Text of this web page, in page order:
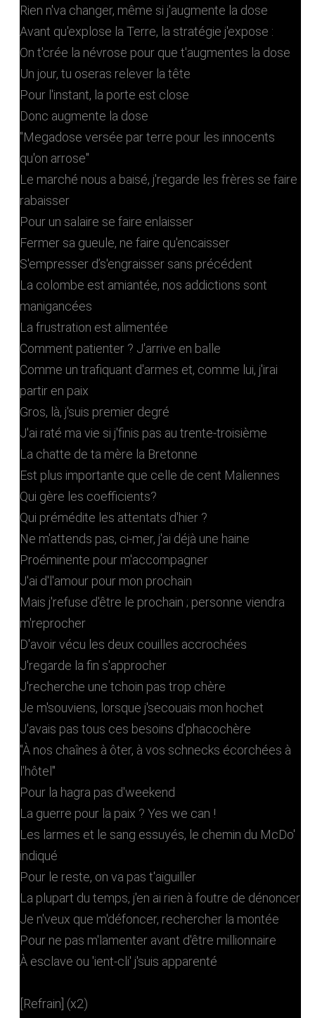
Rien n'va changer, même si j'augmente la dose
Avant qu'explose la Terre, la stratégie j'expose :
On t'crée la névrose pour que t'augmentes la dose
Un jour, tu oseras relever la tête
Pour l'instant, la porte est close
Donc augmente la dose
"Megadose versée par terre pour les innocents
qu'on arrose"
Le marché nous a baisé, j'regarde les frères se faire
rabaisser
Pour un salaire se faire enlaisser
Fermer sa gueule, ne faire qu'encaisser
S'empresser d’s'engraisser sans précédent
La colombe est amiantée, nos addictions sont
manigancées
La frustration est alimentée
Comment patienter ? J'arrive en balle
Comme un trafiquant d'armes et, comme lui, j'irai
partir en paix
Gros, là, j'suis premier degré
J'ai raté ma vie si j'finis pas au trente-troisième
La chatte de ta mère la Bretonne
Est plus importante que celle de cent Maliennes
Qui gère les coefficients?
Qui prémédite les attentats d'hier ?
Ne m'attends pas, ci-mer, j'ai déjà une haine
Proéminente pour m'accompagner
J'ai d'l'amour pour mon prochain
Mais j'refuse d'être le prochain ; personne viendra
m'reprocher
D'avoir vécu les deux couilles accrochées
J'regarde la fin s'approcher
J'recherche une tchoin pas trop chère
Je m'souviens, lorsque j'secouais mon hochet
J'avais pas tous ces besoins d'phacochère
"À nos chaînes à ôter, à vos schnecks écorchées à
l'hôtel"
Pour la hagra pas d'weekend
La guerre pour la paix ? Yes we can !
Les larmes et le sang essuyés, le chemin du McDo'
indiqué
Pour le reste, on va pas t'aiguiller
La plupart du temps, j'en ai rien à foutre de dénoncer
Je n'veux que m'défoncer, rechercher la montée
Pour ne pas m'lamenter avant d'être millionnaire
À esclave ou 'ient-cli' j'suis apparenté
[Refrain] (x2)